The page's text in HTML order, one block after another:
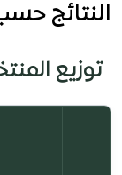
النتائج
توزيع